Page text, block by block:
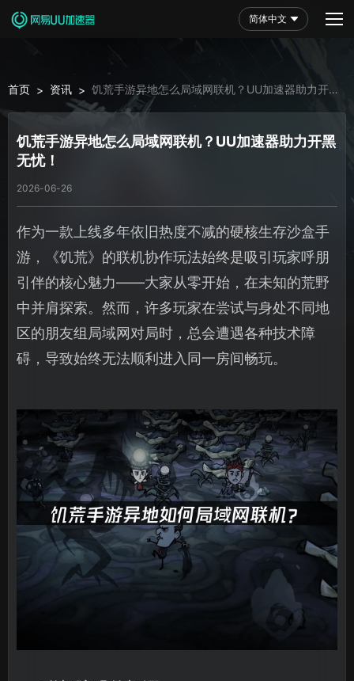
简体中文
首页 > 资讯 > 饥荒手游异地怎么局域网联机？UU加速器助力开黑
无忧！
饥荒手游异地怎么局域网联机？UU加速器助力开黑
无忧！
2026-06-26
作为一款上线多年依旧热度不减的硬核生存沙盒手
游，《饥荒》的联机协作玩法始终是吸引玩家呼朋
引伴的核心魅力——大家从零开始，在未知的荒野
中并肩探索。然而，许多玩家在尝试与身处不同地
区的朋友组局域网对局时，总会遭遇各种技术障
碍，导致始终无法顺利进入同一房间畅玩。